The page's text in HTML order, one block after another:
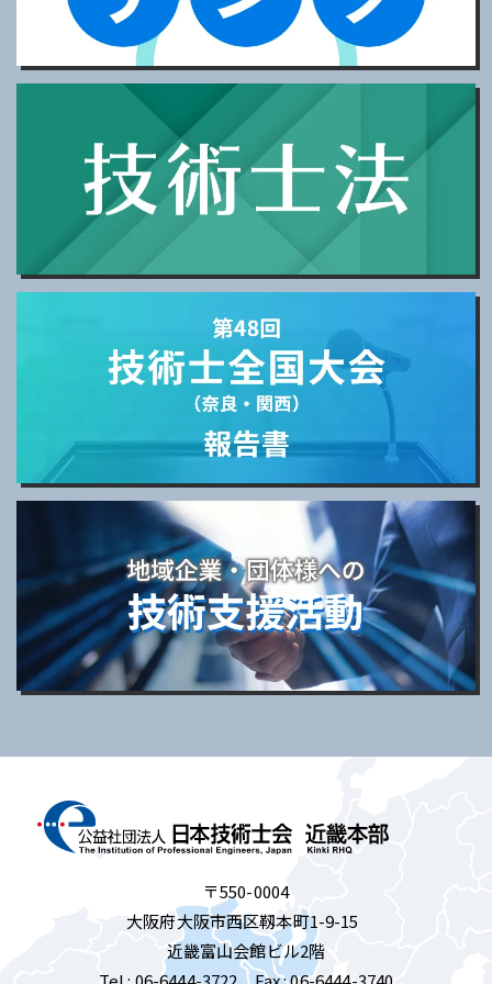
〒550-0004
大阪府大阪市西区靱本町1-9-15
近畿富山会館ビル2階